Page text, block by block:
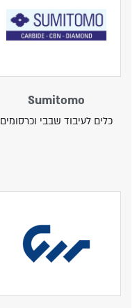
Sumitomo
כלים לעיבוד שבבי וכרסומים